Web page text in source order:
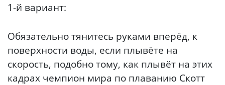
1-й вариант:
Обязательно тянитесь руками вперёд, к
поверхности воды, если плывёте на
скорость, подобно тому, как плывёт на этих
кадрах чемпион мира по плаванию Скотт